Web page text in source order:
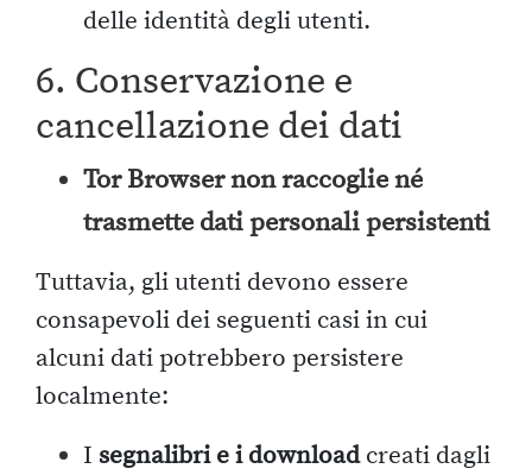
delle identità degli utenti.
6. Conservazione e
cancellazione dei dati
Tor Browser non raccoglie né
trasmette dati personali persistenti
Tuttavia, gli utenti devono essere
consapevoli dei seguenti casi in cui
alcuni dati potrebbero persistere
localmente:
I segnalibri e i downloadcreati dagli